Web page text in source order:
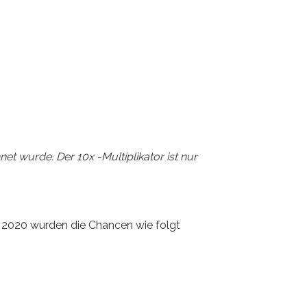
wurde. Der 10x -Multiplikator ist nur
wurden die Chancen wie folgt